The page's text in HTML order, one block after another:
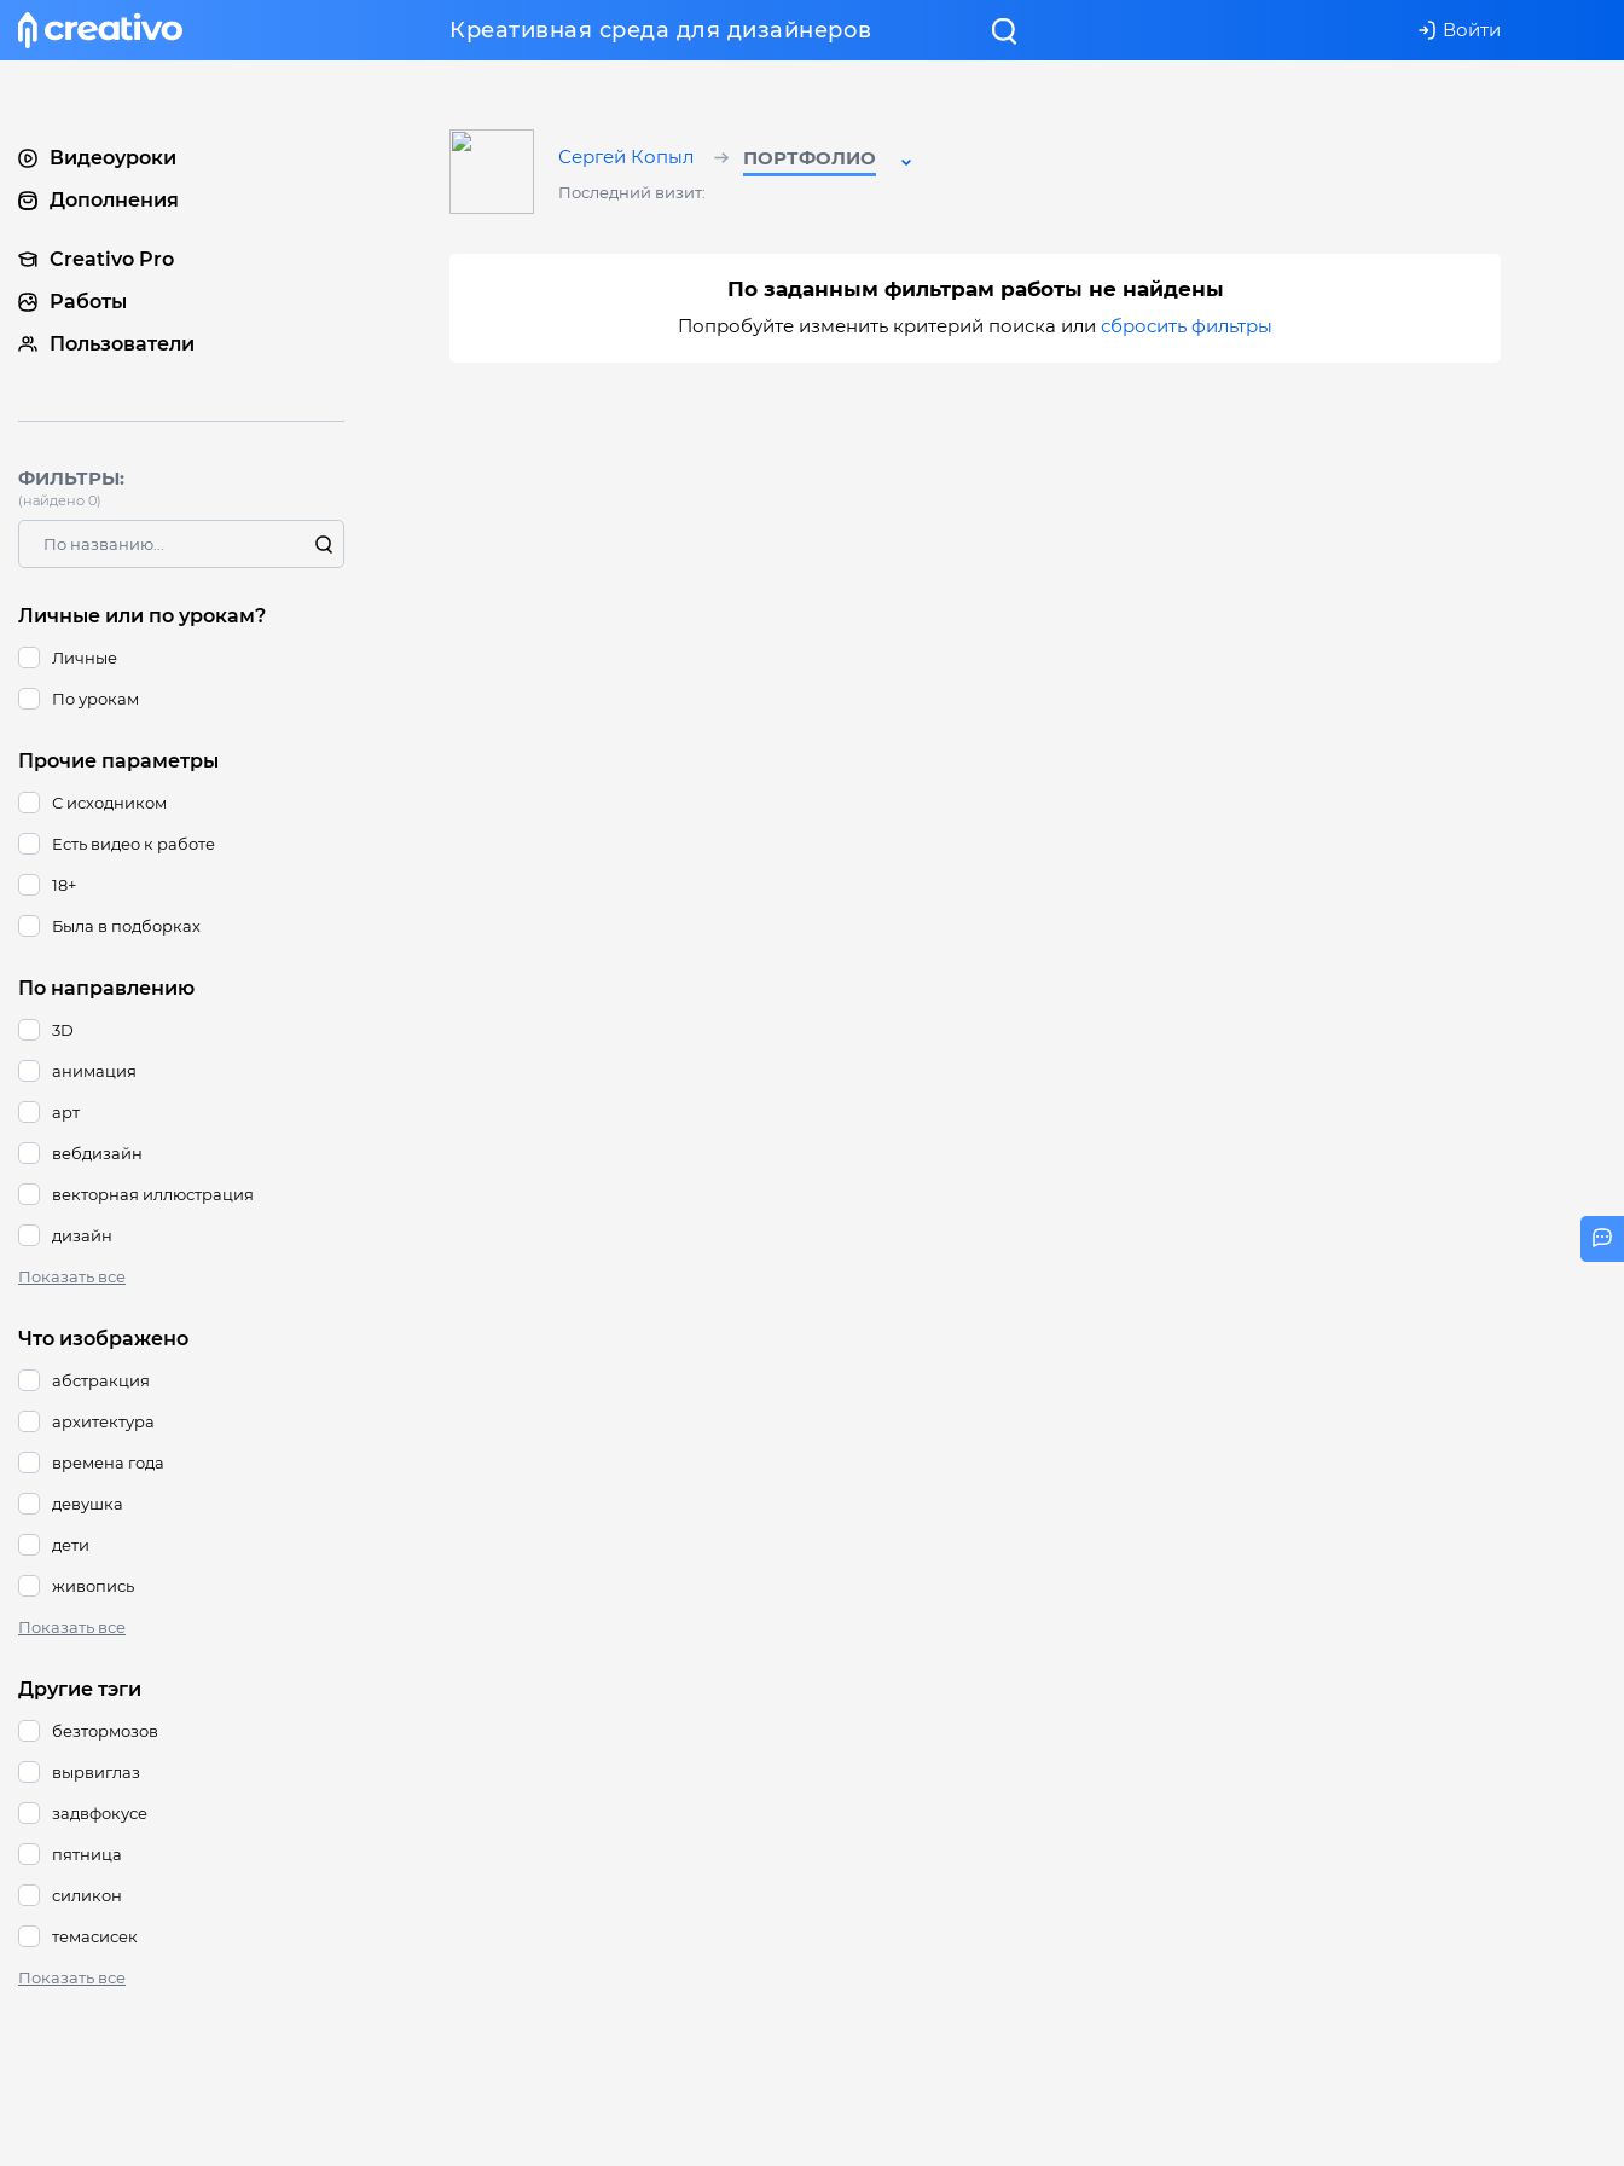
Креативная среда для дизайнеров Войти
Сергей Копыл
Последний визит:
ПОРТФОЛИО
По заданным фильтрам работы не найдены
Попробуйте изменить критерий поиска илисбросить фильтры
Видеоуроки
Дополнения
Creativo Pro
Работы
Пользователи
ФИЛЬТРЫ:
(найдено 0)
Личные или по урокам?
Личные
По урокам
Прочие параметры
С исходником
Есть видео к работе
18+
Была в подборках
По направлению
3D
анимация
арт
вебдизайн
векторная иллюстрация
дизайн
Показать все
Что изображено
абстракция
архитектура
времена года
девушка
дети
живопись
Показать все
Другие тэги
безтормозов
вырвиглаз
задвфокусе
пятница
силикон
темасисек
Показать все